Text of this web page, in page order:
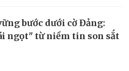
bước dưới cờ Đảng:
ngọt" từ niềm tin son sắt